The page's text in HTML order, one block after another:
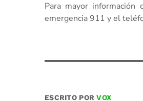
Para mayor
emergencia 911 y el
ESCRITO PORVOX